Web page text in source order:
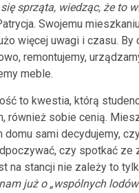
sprząta, wiedząc, że to
Swojemu
więcej uwagi i czasu. By
remontujemy,
meble.
to kwestia, którą
również sobie cenią.
domu sami decydujemy,
czy spotkać ze
na stancji nie zależy to
już o „wspólnych